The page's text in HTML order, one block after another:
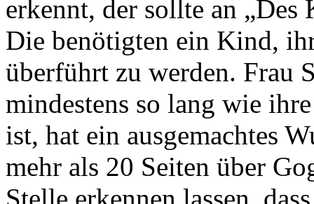
erkennt, der sollte an „Des
Die benötigten ein Kind,
überführt zu werden. Frau
mindestens so lang wie
ist, hat ein ausgemachtes
mehr als 20 Seiten über
Stelle erkennen lassen,